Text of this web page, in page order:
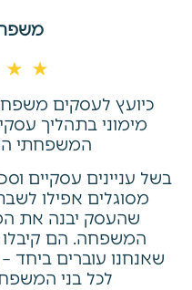
כיועץ לעסקים
מימוני בתהליך
המשפחתי
בשל עניינים עסקיים
מסוגלים אפילו
שהעסק יבנה את
המשפחה. הם
שאנחנו עוברים ביחד
לכל בני